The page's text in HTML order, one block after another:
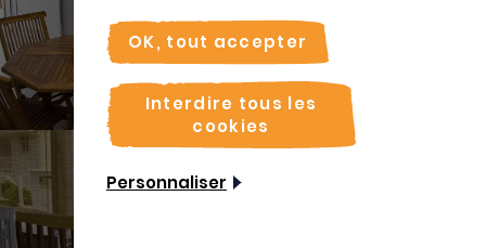
OK, tout accepter
Interdire tous les
cookies
Personnaliser